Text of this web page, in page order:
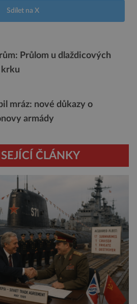
Sdílet na X
Průlom u dlaždicových
krku
mráz: nové důkazy o
armády
ČLÁNKY